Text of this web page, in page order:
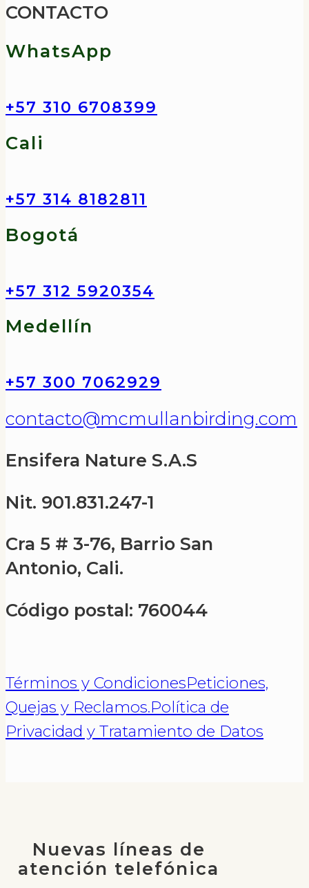
CONTACTO
WhatsApp
+57 310 6708399
Cali
+57 314 8182811
Bogotá
+57 312 5920354
Medellín
+57 300 7062929
contacto@mcmullanbirding.com
Ensifera Nature S.A.S
Nit. 901.831.247-1
Cra 5 # 3-76, Barrio San
Antonio, Cali.
Código postal: 760044
Términos y CondicionesPeticiones,
Quejas y Reclamos.Política de
Privacidad y Tratamiento de Datos
Nuevas líneas de
atención telefónica